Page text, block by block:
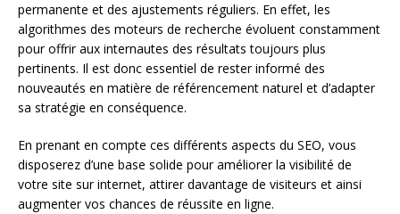
permanente et des ajustements réguliers. En effet, les
algorithmes des moteurs de recherche évoluent constamment
pour offrir aux internautes des résultats toujours plus
pertinents. Il est donc essentiel de rester informé des
nouveautés en matière de référencement naturel et d’adapter
sa stratégie en conséquence.
En prenant en compte ces différents aspects du SEO, vous
disposerez d’une base solide pour améliorer la visibilité de
votre site sur internet, attirer davantage de visiteurs et ainsi
augmenter vos chances de réussite en ligne.